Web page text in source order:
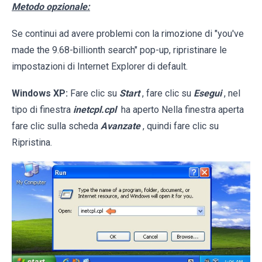
Metodo opzionale:
Se continui ad avere problemi con la rimozione di "you've
made the 9.68-billionth search" pop-up, ripristinare le
impostazioni di Internet Explorer di default.
Windows XP: Fare clic su Start , fare clic su Esegui , nel
tipo di finestra inetcpl.cpl ha aperto Nella finestra aperta
fare clic sulla scheda Avanzate , quindi fare clic su
Ripristina.